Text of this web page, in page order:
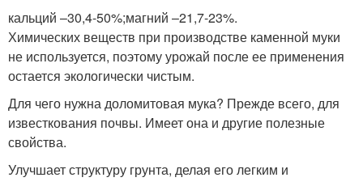
кальций –30,4-50%;магний –21,7-23%.
Химических веществ при производстве каменной муки
не используется, поэтому урожай после ее применения
остается экологически чистым.
Для чего нужна доломитовая мука? Прежде всего, для
известкования почвы. Имеет она и другие полезные
свойства.
Улучшает структуру грунта, делая его легким и